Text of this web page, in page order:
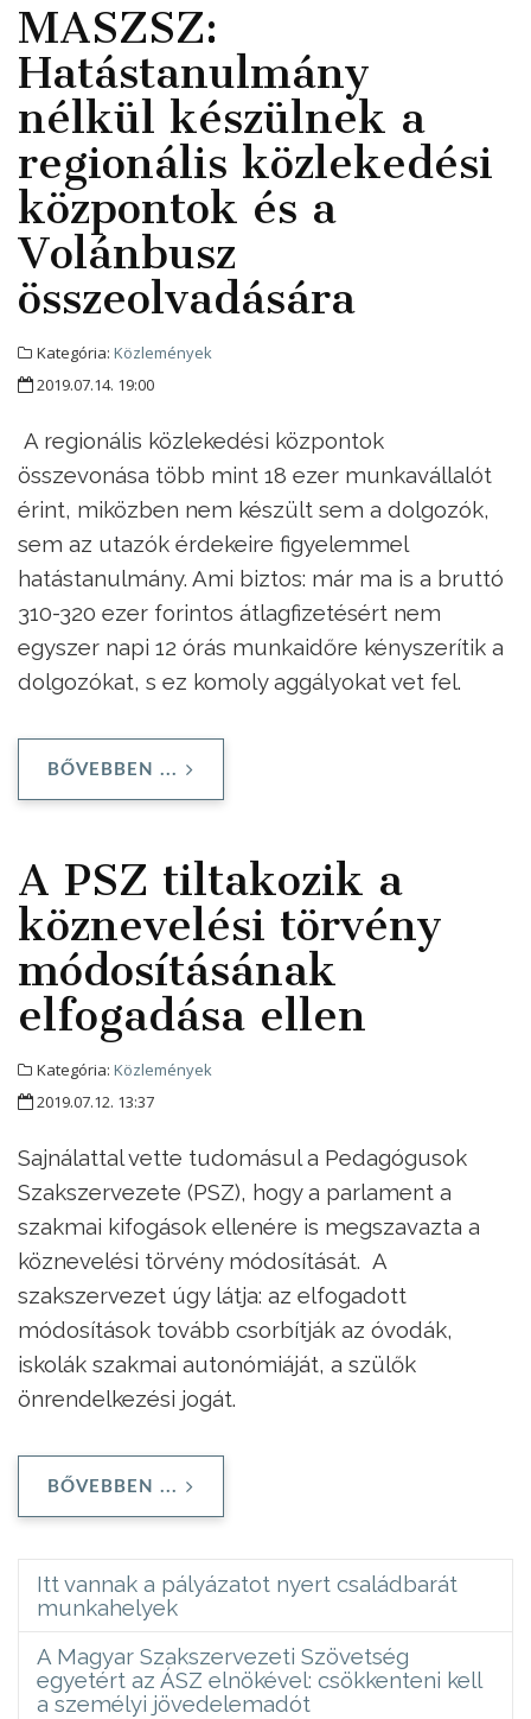
MASZSZ:
Hatástanulmány
nélkül készülnek a
regionális közlekedési
központok és a
Volánbusz
összeolvadására
Kategória: Közlemények
2019.07.14. 19:00
A regionális közlekedési központok
összevonása több mint 18 ezer munkavállalót
érint, miközben nem készült sem a dolgozók,
sem az utazók érdekeire figyelemmel
hatástanulmány. Ami biztos: már ma is a bruttó
310-320 ezer forintos átlagfizetésért nem
egyszer napi 12 órás munkaidőre kényszerítik a
dolgozókat, s ez komoly aggályokat vet fel.
BŐVEBBEN ...
A PSZ tiltakozik a
köznevelési törvény
módosításának
elfogadása ellen
Kategória: Közlemények
2019.07.12. 13:37
Sajnálattal vette tudomásul a Pedagógusok
Szakszervezete (PSZ), hogy a parlament a
szakmai kifogások ellenére is megszavazta a
köznevelési törvény módosítását. A
szakszervezet úgy látja: az elfogadott
módosítások tovább csorbítják az óvodák,
iskolák szakmai autonómiáját, a szülők
önrendelkezési jogát.
BŐVEBBEN ...
Itt vannak a pályázatot nyert családbarát
munkahelyek
A Magyar Szakszervezeti Szövetség
egyetért az ÁSZ elnökével: csökkenteni kell
a személyi jövedelemadót